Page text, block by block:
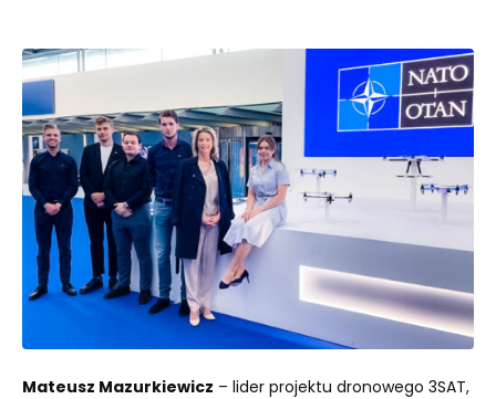
Mateusz Mazurkiewicz – lider projektu dronowego 3SAT,